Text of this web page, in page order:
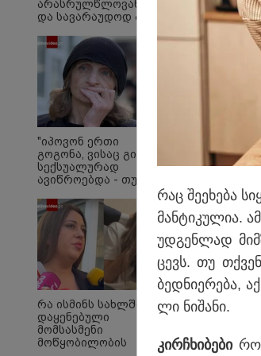
მესამე
ჩათვლით
არასრულწლოვანების
და სავარაუდოდ არა
არასრულწლოვანების
ჯგუფი" - რა
ინფორმაციას
ავრცელებს
ადვოკატი?
"იპოვონ ერთი
გოგონა, ვისაც გიგა
სექსუალურად
ავიწროებდა - თუ
ლარს
ოფიციალურად,
სახალხოდ გადავცემ"
- ეკა კუპატაძე
განცხადებას
ავრცელებს
რა ისმინს სახლში
დაყენებული
მომსასმენი
მოწყობილობის
რაც შე­ე­ხე­ბა
მან­ტი­კუ­ლია.
უდ­გენ­ლად
ცევს. თუ
ბედ­ნი­ე­რე­ბა,
ლი ნი­შა­ნი.
კირჩხი­ბე­ბი